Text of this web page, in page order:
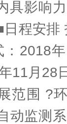
具影响
程安排
2018
11月
范围 ?
动监测